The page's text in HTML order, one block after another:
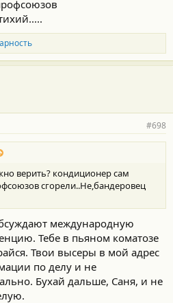
#698
верить? кондиционер сам
сгорели..Не,бандеровец
международную
Тебе в пьяном коматозе
Твои высеры в мой адрес
по делу и не
Бухай дальше, Саня, и не